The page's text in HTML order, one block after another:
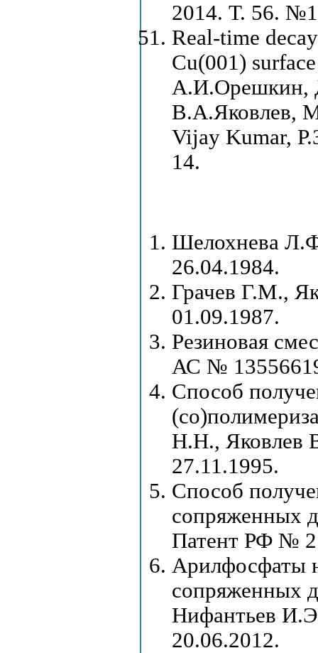
2014. Т. 56.
Real-time
Cu(001)
А.И.Орешкин,
В.А.Яковлев,
Vijay Kumar,
14.
Шелохнева
26.04.1984.
Грачев Г.М.,
01.09.1987.
Резиновая
АС №
Способ
Н.Н., Яковлев
27.11.1995.
Способ
сопряженных
Патент РФ №
Арилфосфаты
сопряженных
Нифантьев
20.06.2012.